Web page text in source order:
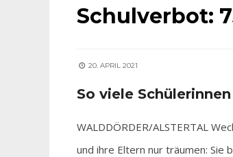
Schulverbot:
20. APRIL 2021
So viele
WALDDÖRDER/ALSTERTAL
und ihre Eltern nur träumen: Sie